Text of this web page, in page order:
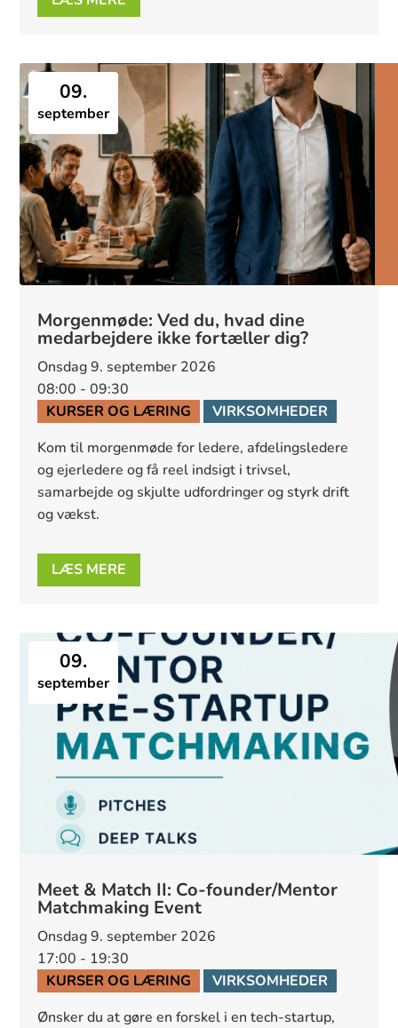
09.
september
Morgenmøde: Ved du, hvad dine
medarbejdere ikke fortæller dig?
onsdag 9. september 2026
08:00 - 09:30
KURSER OG LÆRING
VIRKSOMHEDER
Kom til morgenmøde for ledere, afdelingsledere
og ejerledere og få reel indsigt i trivsel,
samarbejde og skjulte udfordringer og styrk drift
og vækst.
LÆS MERE
09.
september
Meet & Match II: Co-founder/Mentor
Matchmaking Event
onsdag 9. september 2026
17:00 - 19:30
KURSER OG LÆRING
VIRKSOMHEDER
Ønsker du at gøre en forskel i en tech-startup,